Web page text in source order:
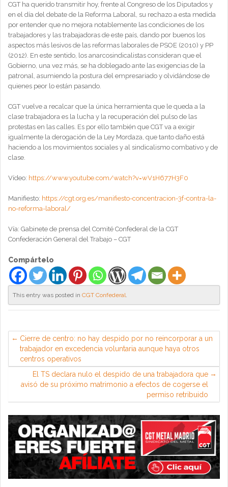
CGT ha querido transmitir hoy, frente al Congreso de los Diputados y
en el día del debate de la Reforma Laboral, su rechazo a esta medida
por entender que no mejora notablemente las condiciones de los
trabajadores y las trabajadoras de este país, dando por buenos los
aspectos más lesivos de las reformas laborales de PSOE (2010) y PP
(2012). En este sentido, los anarcosindicalistas consideran que el
Gobierno, una vez más, se ha doblegado ante las exigencias de la
patronal, asumiendo la postura del empresariado y olvidándose de
quienes peor lo están pasando.
CGT vuelve a recalcar que la única herramienta que le queda a la
clase trabajadora es la lucha y la recuperación del pulso de las
protestas en las calles. Es por ello también que CGT va a exigir
igualmente la derogación de la Ley Mordaza, que tanto daño está
haciendo a los movimientos sociales y al sindicalismo combativo y de
clase.
Vídeo: https://www.youtube.com/watch?v=wV1H677H3F0
Manifiesto: https://cgt.org.es/manifiesto-concentracion-3f-contra-la-
no-reforma-laboral/
Vía: Gabinete de prensa del Comité Confederal de la CGT
Confederación General del Trabajo – CGT
Compártelo
This entry was posted in CGT Confederal.
Cierre de centro: no hay despido por no reincorporar a un
trabajador en excedencia voluntaria aunque haya otros
centros operativos
El TS declara nulo el despido de una trabajadora que
avisó de su próximo matrimonio a efectos de cogerse el
permiso retribuido